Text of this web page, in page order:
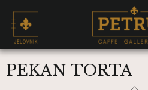
PEKAN TORTA